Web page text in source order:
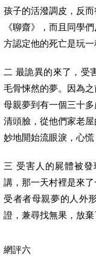
孩子的活潑調皮，反
《聊齋》，而且同學
方認定他的死亡是玩一
二 最詭異的來了，受
毛骨悚然的夢。因為
母親夢到有一個三十
清頭臉，從他們家老
妙地開始流眼淚，心慌
三 受害人的屍體被
講，那一天村裡是來
受者者母親夢的人外
證，兼尋找無果，放棄
網評六